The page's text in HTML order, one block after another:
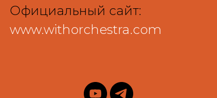
Официальный сайт:
www.withorchestra.com